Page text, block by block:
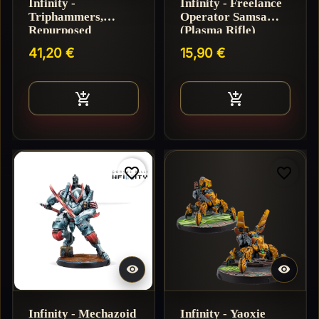
Infinity -
Triphammers,
Repurposed
Industrial TAGS
41,20 €

Infinity - Freelance
Operator Samsa
(Plasma Rifle)
15,90 €


favorite_border
Infinity - Mechazoid

favorite_border
Infinity - Yaoxie